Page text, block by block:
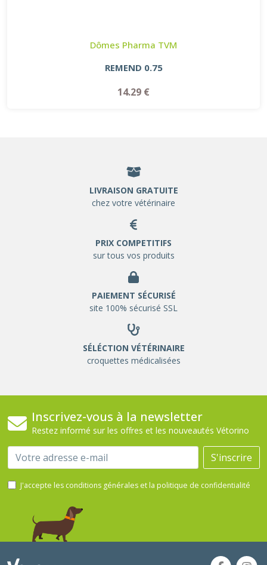
Dômes Pharma TVM
REMEND 0.75
14.29 €
LIVRAISON GRATUITE
chez votre vétérinaire
PRIX COMPETITIFS
sur tous vos produits
PAIEMENT SÉCURISÉ
site 100% sécurisé SSL
SÉLÉCTION VÉTÉRINAIRE
croquettes médicalisées
Inscrivez-vous à la newsletter
Restez informé sur les offres et les nouveautés Vétorino
Email S'inscrire
J'accepte les conditions générales et la politique de confidentialité